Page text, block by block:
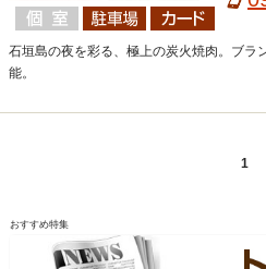
石垣島の夜を彩る、極上の炭火焼肉。ブラ
能。
1
おすすめ特集